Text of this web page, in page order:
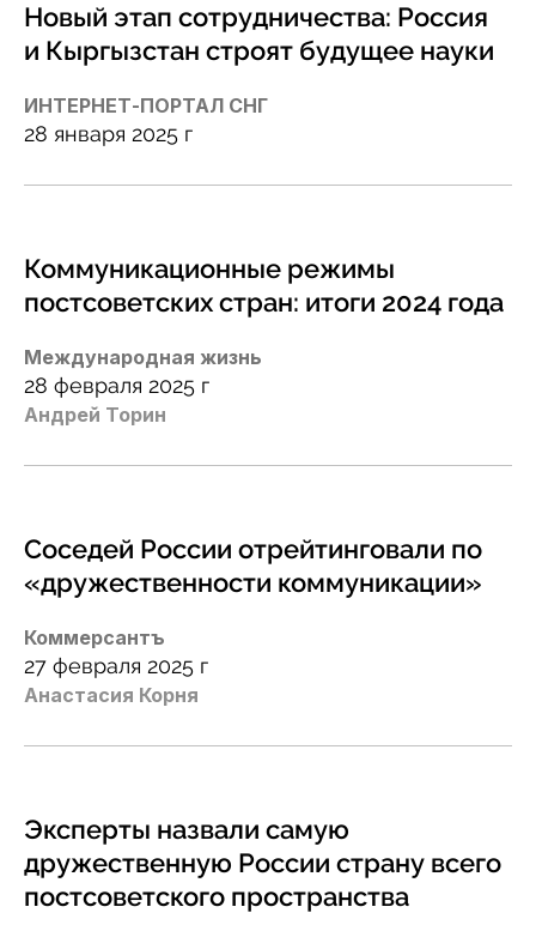
Новый этап сотрудничества: Россия
и Кыргызстан строят будущее науки
ИНТЕРНЕТ-ПОРТАЛ СНГ
28 января 2025 г
Коммуникационные режимы
постсоветских стран: итоги 2024 года
Международная жизнь
28 февраля 2025 г
Андрей Торин
Соседей России отрейтинговали по
«дружественности коммуникации»
Коммерсантъ
27 февраля 2025 г
Анастасия Корня
Эксперты назвали самую
дружественную России страну всего
постсоветского пространства